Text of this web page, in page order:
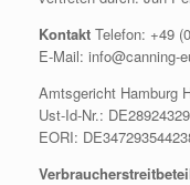
Kontakt Telefon: +49
E-Mail: info@canning-
Amtsgericht Hamburg
Ust-Id-Nr.:
EORI: